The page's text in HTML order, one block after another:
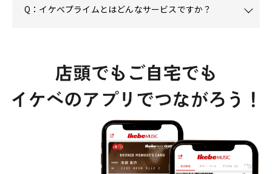
Q：イケベプライムとはどんなサービスですか？